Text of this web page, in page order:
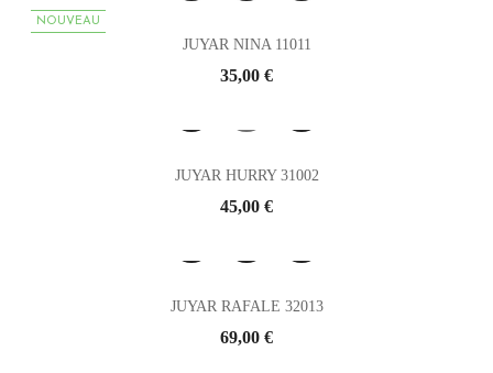
NOUVEAU
JUYAR NINA 11011
Prix
35,00 €
JUYAR HURRY 31002
Prix
45,00 €
JUYAR RAFALE 32013
Prix
69,00 €